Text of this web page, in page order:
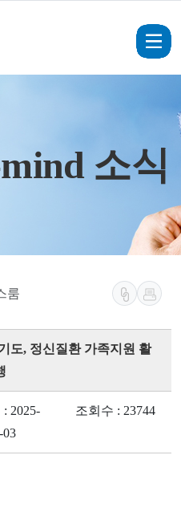
소식
룸
도, 정신질환 가족지원 활
2025-
03
조회수 : 23744